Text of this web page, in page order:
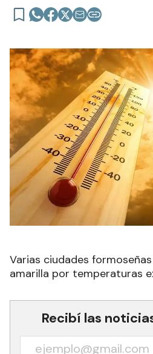
Varias ciudades
amarilla por temperaturas
Recibí las